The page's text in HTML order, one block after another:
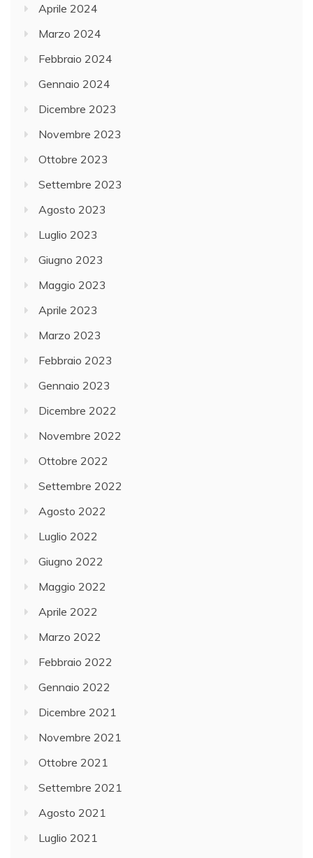
Aprile 2024
Marzo 2024
Febbraio 2024
Gennaio 2024
Dicembre 2023
Novembre 2023
Ottobre 2023
Settembre 2023
Agosto 2023
Luglio 2023
Giugno 2023
Maggio 2023
Aprile 2023
Marzo 2023
Febbraio 2023
Gennaio 2023
Dicembre 2022
Novembre 2022
Ottobre 2022
Settembre 2022
Agosto 2022
Luglio 2022
Giugno 2022
Maggio 2022
Aprile 2022
Marzo 2022
Febbraio 2022
Gennaio 2022
Dicembre 2021
Novembre 2021
Ottobre 2021
Settembre 2021
Agosto 2021
Luglio 2021